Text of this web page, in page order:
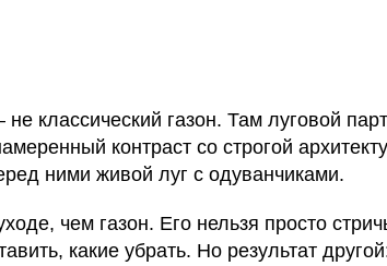
классический газон. Там луговой
контраст со строгой
ними живой луг с одуванчиками.
чем газон. Его нельзя просто
какие убрать. Но результат